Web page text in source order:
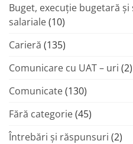
Buget, execuție bugetară
salariale(10)
Carieră (135)
Comunicare cu UAT – uri (2)
Comunicate(130)
Fără categorie(45)
Întrebări și răspunsuri (2)